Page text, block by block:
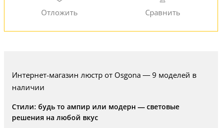
Интернет-магазин люстр от Osgona — 9 моделей в
наличии
Стили: будь то ампир или модерн — световые
решения на любой вкус